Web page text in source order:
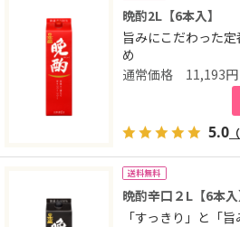
晩酌2L【6本入】
旨みにこだわった
め
11,193円
5.0
送料無料
晩酌辛口２L【6本入
「すっきり」と「